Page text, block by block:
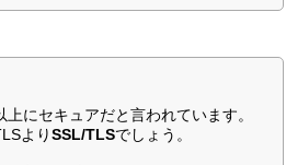
上にセキュアだと言われています。
よりSSL/TLSでしょう。